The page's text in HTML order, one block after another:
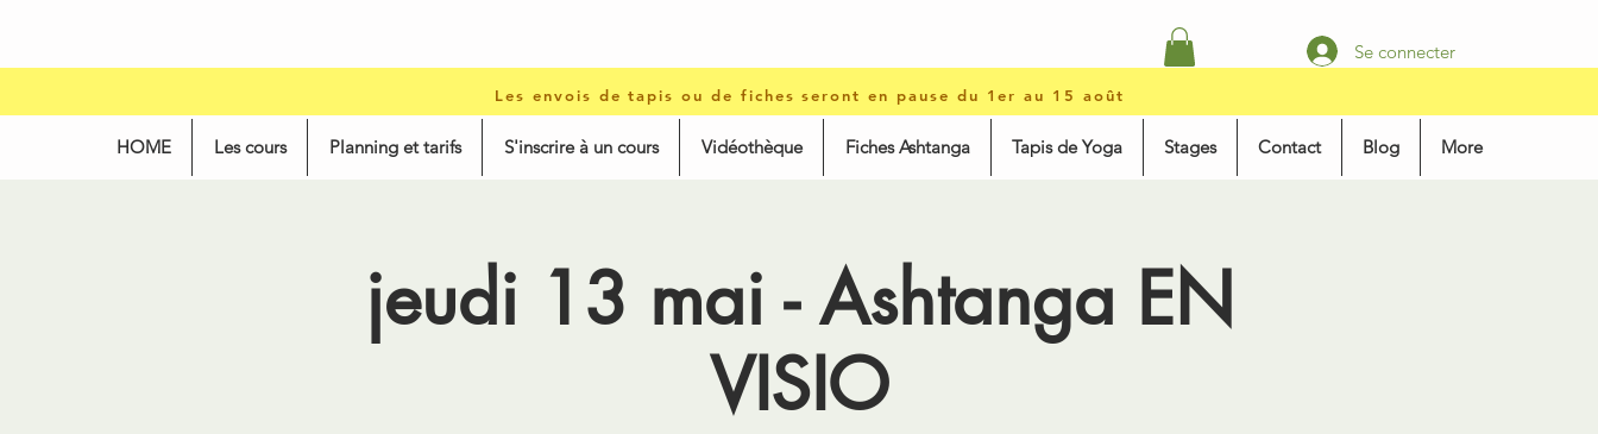
Se connecter
Les envois de tapis ou de fiches seront en pause du 1er au 15 août
HOME Les cours Planning et tarifs S'inscrire à un cours Vidéothèque Fiches Ashtanga Tapis de Yoga Stages Contact Blog More
jeudi 13 mai - Ashtanga EN
VISIO